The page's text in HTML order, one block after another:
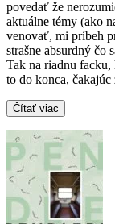
povedať že
aktuálne témy (ako
venovať, mi príbeh
strašne absurdný čo
Tak na riadnu
to do konca, čakajúc
Čítať viac